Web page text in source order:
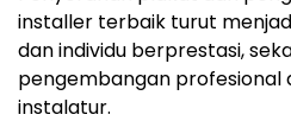
installer terbaik turut
dan individu berprestasi,
pengembangan profesional
instalatur.